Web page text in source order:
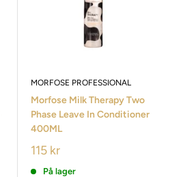
MORFOSE PROFESSIONAL
Morfose Milk Therapy Two
Phase Leave In Conditioner
400ML
115 kr
På lager